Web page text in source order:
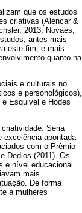
que os estudos
criativas (Alencar &
2013; Novaes,
antes mais
este fim, e mais
quanto na
e culturais no
e personológicos),
Esquivel e Hodes
Seria
excelência apontada
com o Prêmio
Dedios (2011). Os
e nível educacional.
mais
De forma
a mulheres